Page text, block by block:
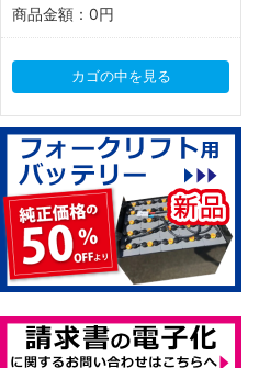
商品金額： 0円
カゴの中を見る